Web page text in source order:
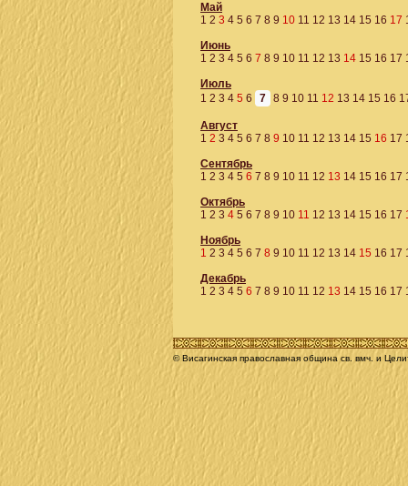
Май
1 2 3 4 5 6 7 8 9 10 11 12 13 14 15 16 17
Июнь
1 2 3 4 5 6 7 8 9 10 11 12 13 14 15 16 17
Июль
1 2 3 4 5 6 7 8 9 10 11 12 13 14 15 16
Август
1 2 3 4 5 6 7 8 9 10 11 12 13 14 15 16 17
Сентябрь
1 2 3 4 5 6 7 8 9 10 11 12 13 14 15 16 17
Октябрь
1 2 3 4 5 6 7 8 9 10 11 12 13 14 15 16 17
Ноябрь
1 2 3 4 5 6 7 8 9 10 11 12 13 14 15 16 17
Декабрь
1 2 3 4 5 6 7 8 9 10 11 12 13 14 15 16 17
© Висагинская православная община св. вмч. и